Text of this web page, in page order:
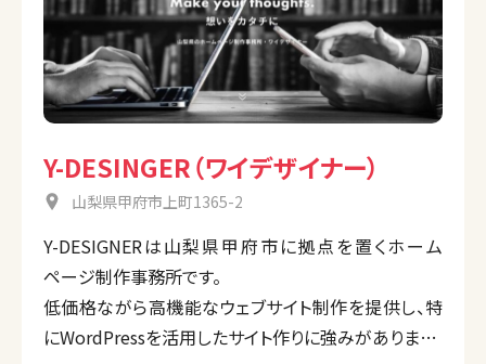
Y-DESINGER（ワイデザイナー）
山梨県甲府市上町1365-2
Y-DESIGNERは山梨県甲府市に拠点を置くホーム
ページ制作事務所です。
低価格ながら高機能なウェブサイト制作を提供し、特
にWordPressを活用したサイト作りに強みがあります。